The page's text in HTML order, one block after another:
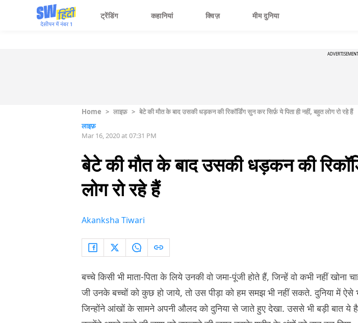
ट्रेंडिंग कहानियां क्विज़ मीम दुनिया
ADVERTISEMENT
Home > लाइफ़ > बेटे की मौत के बाद उसकी धड़कन की रिकॉर्डिंग सुन कर सिर्फ़ ये पिता ही नहीं, बहुत लोग रो रहे हैं
लाइफ़
Mar 16, 2020 at 07:31 PM
बेटे की मौत के बाद उसकी धड़कन की
लोग रो रहे हैं
Akanksha Tiwari
बच्चे किसी भी माता-पिता के लिये उनकी वो जमा-पूंजी होते हैं, जिन्हें वो कभी नहीं खोना
जी उनके बच्चों को कुछ हो जाये, तो उस पीड़ा को हम समझ भी नहीं सकते. दुनिया में ऐसे
जिन्होंने आंखों के सामने अपनी औलद को दुनिया से जाते हुए देखा. उससे भी बड़ी बात ये